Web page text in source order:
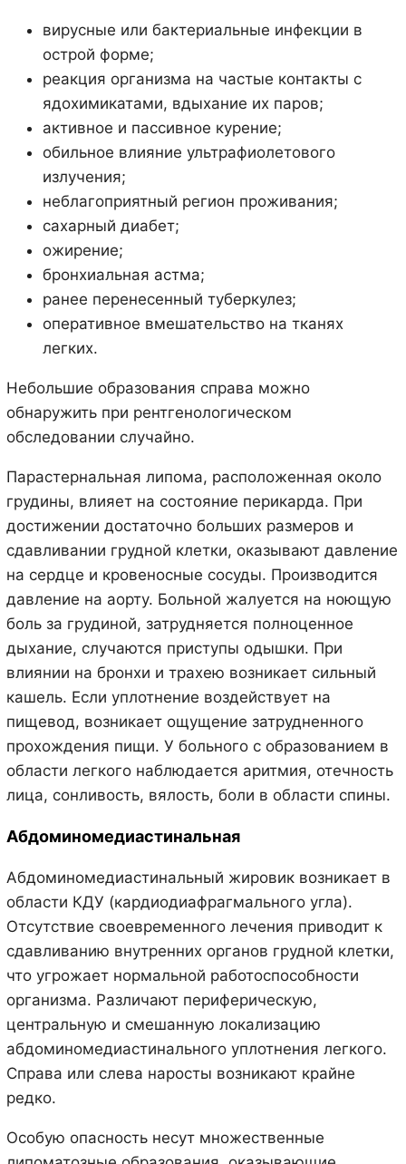
вирусные или бактериальные инфекции в
острой форме;
реакция организма на частые контакты с
ядохимикатами, вдыхание их паров;
активное и пассивное курение;
обильное влияние ультрафиолетового
излучения;
неблагоприятный регион проживания;
сахарный диабет;
ожирение;
бронхиальная астма;
ранее перенесенный туберкулез;
оперативное вмешательство на тканях
легких.
Небольшие образования справа можно
обнаружить при рентгенологическом
обследовании случайно.
Парастернальная липома, расположенная около
грудины, влияет на состояние перикарда. При
достижении достаточно больших размеров и
сдавливании грудной клетки, оказывают давление
на сердце и кровеносные сосуды. Производится
давление на аорту. Больной жалуется на ноющую
боль за грудиной, затрудняется полноценное
дыхание, случаются приступы одышки. При
влиянии на бронхи и трахею возникает сильный
кашель. Если уплотнение воздействует на
пищевод, возникает ощущение затрудненного
прохождения пищи. У больного с образованием в
области легкого наблюдается аритмия, отечность
лица, сонливость, вялость, боли в области спины.
Абдоминомедиастинальная
Абдоминомедиастинальный жировик возникает в
области КДУ (кардиодиафрагмального угла).
Отсутствие своевременного лечения приводит к
сдавливанию внутренних органов грудной клетки,
что угрожает нормальной работоспособности
организма. Различают периферическую,
центральную и смешанную локализацию
абдоминомедиастинального уплотнения легкого.
Справа или слева наросты возникают крайне
редко.
Особую опасность несут множественные